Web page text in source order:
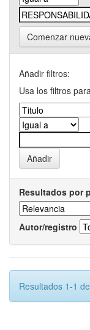
Comenzar
Añadir filtros:
Usa los filtros
Resultados por
Autor/registro
Resultados 1-1